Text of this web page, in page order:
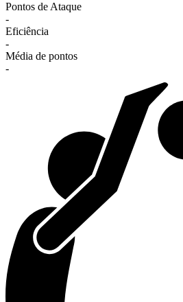
Pontos de Ataque
-
Eficiência
-
Média de pontos
-